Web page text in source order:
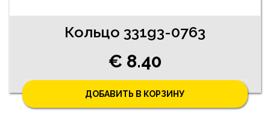
Кольцо 331g3-0763
€ 8.40
ДОБАВИТЬ В КОРЗИНУ